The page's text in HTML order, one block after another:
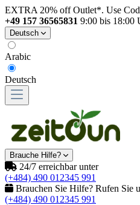
EXTRA 20% off Outlet*. Use
+49 157 36565831 9:00 bis 18:00
Deutsch
Arabic
Deutsch
Brauche Hilfe?
24/7 erreichbar unter
(+484) 490 012345 991
Brauchen Sie Hilfe? Rufen Sie
(+484) 490 012345 991